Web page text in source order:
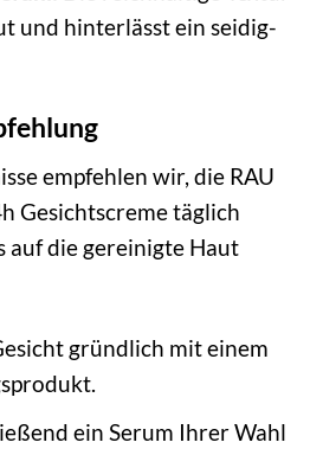
und hinterlässt ein seidig-
empfehlen wir, die RAU
Gesichtscreme täglich
auf die gereinigte Haut
gründlich mit einem
ein Serum Ihrer Wahl